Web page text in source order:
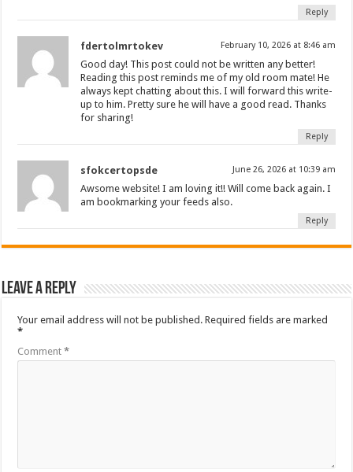
Reply
fdertolmrtokev February 10, 2026 at 8:46 am
Good day! This post could not be written any better!
Reading this post reminds me of my old room mate! He
always kept chatting about this. I will forward this write-
up to him. Pretty sure he will have a good read. Thanks
for sharing!
Reply
sfokcertopsde June 26, 2026 at 10:39 am
Awsome website! I am loving it!! Will come back again. I
am bookmarking your feeds also.
Reply
Leave a Reply
Your email address will not be published. Required fields are marked
*
Comment*